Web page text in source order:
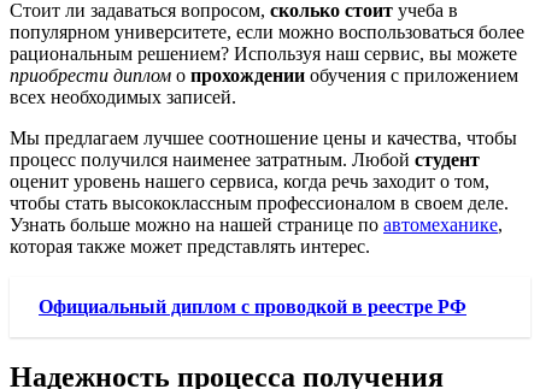
Стоит ли задаваться вопросом, сколько стоит учеба в
популярном университете, если можно воспользоваться более
рациональным решением? Используя наш сервис, вы можете
приобрести диплом о прохождении обучения с приложением
всех необходимых записей.
Мы предлагаем лучшее соотношение цены и качества, чтобы
процесс получился наименее затратным. Любой студент
оценит уровень нашего сервиса, когда речь заходит о том,
чтобы стать высококлассным профессионалом в своем деле.
Узнать больше можно на нашей странице по автомеханике,
которая также может представлять интерес.
Официальный диплом с проводкой в реестре РФ
Надежность процесса получения